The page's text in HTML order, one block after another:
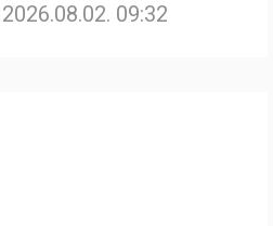
2026.08.02. 09:32